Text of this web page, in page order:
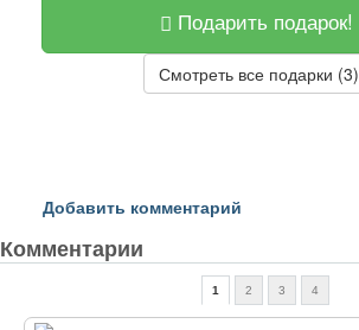
Подарить подарок!
Смотреть все подарки (3)
Добавить комментарий
Комментарии
1 2 3 4